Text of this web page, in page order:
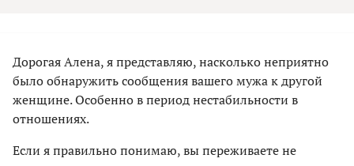
Дорогая Алена, я представляю, насколько неприятно
было обнаружить сообщения вашего мужа к другой
женщине. Особенно в период нестабильности в
отношениях.
Если я правильно понимаю, вы переживаете не